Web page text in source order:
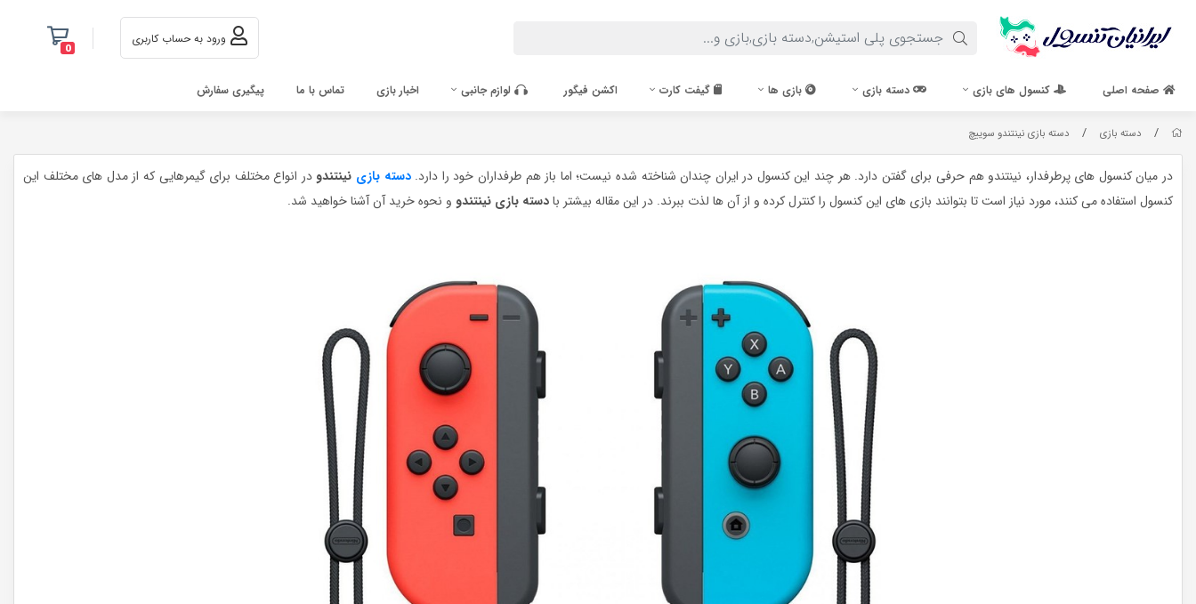
ورود به حساب کاربری
0
صفحه اصلی کنسول های بازی دسته بازی بازی ها گیفت کارت اکشن فیگور لوازم جانبی اخبار بازی تماس با ما پیگیری سفارش
/ دسته بازی / دسته بازی نینتندو سوییچ
در میان کنسول های پرطرفدار، نینتندو هم حرفی برای گفتن دارد. هر چند این کنسول در ایران چندان شناخته شده نیست؛ اما باز هم طرفداران خود را دارد. دسته بازی نینتندو در انواع مختلف برای گیمرهایی که از مدل های مختلف این
کنسول استفاده می کنند، مورد نیاز است تا بتوانند بازی های این کنسول را کنترل کرده و از آن ها لذت ببرند. در این مقاله بیشتر بادسته بازی نینتندو و نحوه خرید آن آشنا خواهید شد.